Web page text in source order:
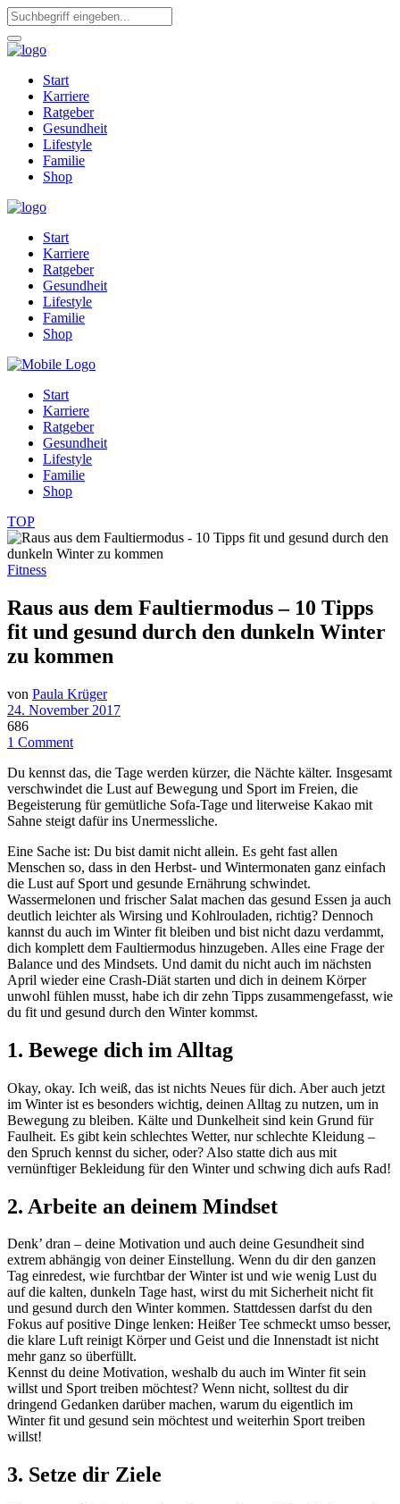
Start
Karriere
Ratgeber
Gesundheit
Lifestyle
Familie
Shop
Start
Karriere
Ratgeber
Gesundheit
Lifestyle
Familie
Shop
Start
Karriere
Ratgeber
Gesundheit
Lifestyle
Familie
Shop
TOP
Fitness
Raus aus dem Faultiermodus – 10 Tipps
fit und gesund durch den dunkeln Winter
zu kommen
von Paula Krüger
24. November 2017
686
1 Comment
Du kennst das, die Tage werden kürzer, die Nächte kälter. Insgesamt
verschwindet die Lust auf Bewegung und Sport im Freien, die
Begeisterung für gemütliche Sofa-Tage und literweise Kakao mit
Sahne steigt dafür ins Unermessliche.
Eine Sache ist: Du bist damit nicht allein. Es geht fast allen
Menschen so, dass in den Herbst- und Wintermonaten ganz einfach
die Lust auf Sport und gesunde Ernährung schwindet.
Wassermelonen und frischer Salat machen das gesund Essen ja auch
deutlich leichter als Wirsing und Kohlrouladen, richtig? Dennoch
kannst du auch im Winter fit bleiben und bist nicht dazu verdammt,
dich komplett dem Faultiermodus hinzugeben. Alles eine Frage der
Balance und des Mindsets. Und damit du nicht auch im nächsten
April wieder eine Crash-Diät starten und dich in deinem Körper
unwohl fühlen musst, habe ich dir zehn Tipps zusammengefasst, wie
du fit und gesund durch den Winter kommst.
1. Bewege dich im Alltag
Okay, okay. Ich weiß, das ist nichts Neues für dich. Aber auch jetzt
im Winter ist es besonders wichtig, deinen Alltag zu nutzen, um in
Bewegung zu bleiben. Kälte und Dunkelheit sind kein Grund für
Faulheit. Es gibt kein schlechtes Wetter, nur schlechte Kleidung –
den Spruch kennst du sicher, oder? Also statte dich aus mit
vernünftiger Bekleidung für den Winter und schwing dich aufs Rad!
2. Arbeite an deinem Mindset
Denk’ dran – deine Motivation und auch deine Gesundheit sind
extrem abhängig von deiner Einstellung. Wenn du dir den ganzen
Tag einredest, wie furchtbar der Winter ist und wie wenig Lust du
auf die kalten, dunkeln Tage hast, wirst du mit Sicherheit nicht fit
und gesund durch den Winter kommen. Stattdessen darfst du den
Fokus auf positive Dinge lenken: Heißer Tee schmeckt umso besser,
die klare Luft reinigt Körper und Geist und die Innenstadt ist nicht
mehr ganz so überfüllt.
Kennst du deine Motivation, weshalb du auch im Winter fit sein
willst und Sport treiben möchtest? Wenn nicht, solltest du dir
dringend Gedanken darüber machen, warum du eigentlich im
Winter fit und gesund sein möchtest und weiterhin Sport treiben
willst!
3. Setze dir Ziele